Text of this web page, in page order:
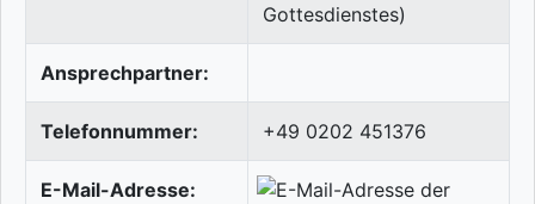
Gottesdienstes)
Ansprechpartner:
Telefonnummer: +49 0202 451376
E-Mail-Adresse: